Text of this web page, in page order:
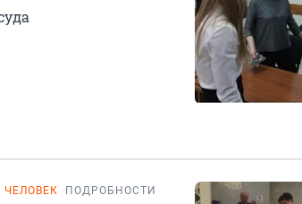
ПОДРОБНОСТИ